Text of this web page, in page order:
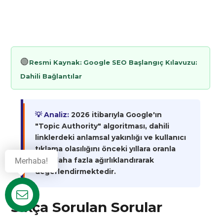
🟢Resmi Kaynak: Google SEO Başlangıç Kılavuzu:
Dahili Bağlantılar
💡 Analiz: 2026 itibarıyla Google'ın
"Topic Authority" algoritması, dahili
linklerdeki anlamsal yakınlığı ve kullanıcı
tıklama olasılığını önceki yıllara oranla
%40 daha fazla ağırlıklandırarak
değerlendirmektedir.
Sıkça Sorulan Sorular
Destek
Merhaba!